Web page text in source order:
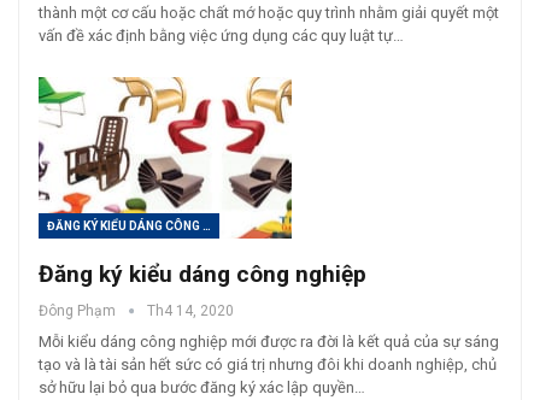
thành một cơ cấu hoặc chất mớ hoặc quy trình nhằm giải quyết một
vấn đề xác định bằng việc ứng dụng các quy luật tự…
ĐĂNG KÝ KIỂU DÁNG CÔNG NGHIỆP
Đăng ký kiểu dáng công nghiệp
Đông Phạm Th4 14, 2020
Mỗi kiểu dáng công nghiệp mới được ra đời là kết quả của sự sáng
tạo và là tài sản hết sức có giá trị nhưng đôi khi doanh nghiệp, chủ
sở hữu lại bỏ qua bước đăng ký xác lập quyền…